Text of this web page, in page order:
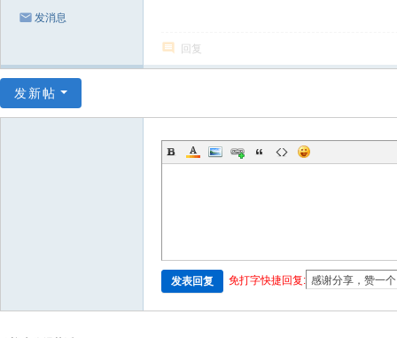
发消息
回复
发新帖
发表回复 免打字快捷回复: